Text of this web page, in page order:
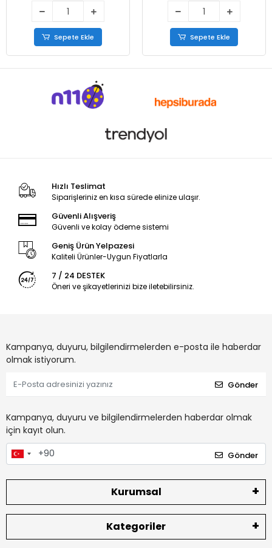
Sepete Ekle Sepete Ekle
Hızlı Teslimat
Siparişleriniz en kısa sürede elinize ulaşır.
Güvenli Alışveriş
Güvenli ve kolay ödeme sistemi
Geniş Ürün Yelpazesi
Kaliteli Ürünler-Uygun Fiyatlarla
7 / 24 DESTEK
Öneri ve şikayetlerinizi bize iletebilirsiniz.
Kampanya, duyuru, bilgilendirmelerden e-posta ile haberdar
olmak istiyorum.
Gönder
Kampanya, duyuru ve bilgilendirmelerden haberdar olmak
için kayıt olun.
Gönder
Kurumsal
Kategoriler